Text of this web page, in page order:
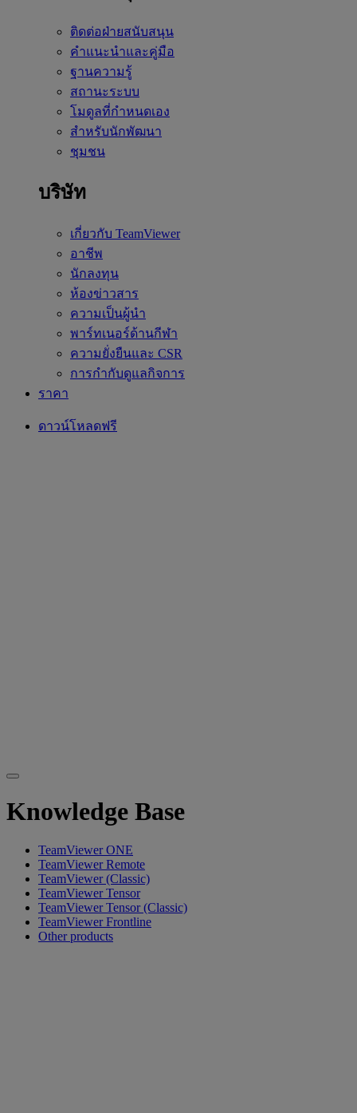
ติดต่อฝ่ายสนับสนุน
คำแนะนำและคู่มือ
ฐานความรู้
สถานะระบบ
โมดูลที่กำหนดเอง
สำหรับนักพัฒนา
ชุมชน
บริษัท
เกี่ยวกับ TeamViewer
อาชีพ
นักลงทุน
ห้องข่าวสาร
ความเป็นผู้นำ
พาร์ทเนอร์ด้านกีฬา
ความยั่งยืนและ CSR
การกำกับดูแลกิจการ
ราคา
ดาวน์โหลดฟรี
Knowledge Base
TeamViewer ONE
TeamViewer Remote
TeamViewer (Classic)
TeamViewer Tensor
TeamViewer Tensor (Classic)
TeamViewer Frontline
Other products